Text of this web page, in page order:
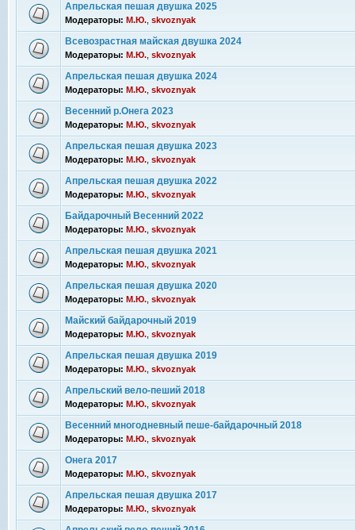
Апрельская пешая двушка 2025
Модераторы: М.Ю. skvoznyak
Всевозрастная майская двушка 2024
Модераторы: М.Ю. skvoznyak
Апрельская пешая двушка 2024
Модераторы: М.Ю. skvoznyak
Весенний р.Онега 2023
Модераторы: М.Ю. skvoznyak
Апрельская пешая двушка 2023
Модераторы: М.Ю. skvoznyak
Апрельская пешая двушка 2022
Модераторы: М.Ю. skvoznyak
Байдарочный Весенний 2022
Модераторы: М.Ю. skvoznyak
Апрельская пешая двушка 2021
Модераторы: М.Ю. skvoznyak
Апрельская пешая двушка 2020
Модераторы: М.Ю. skvoznyak
Майский байдарочный 2019
Модераторы: М.Ю. skvoznyak
Апрельская пешая двушка 2019
Модераторы: М.Ю. skvoznyak
Апрельский вело-пеший 2018
Модераторы: М.Ю. skvoznyak
Весенний многодневный пеше-байдарочный 2018
Модераторы: М.Ю. skvoznyak
Онега 2017
Модераторы: М.Ю. skvoznyak
Апрельская пешая двушка 2017
Модераторы: М.Ю. skvoznyak